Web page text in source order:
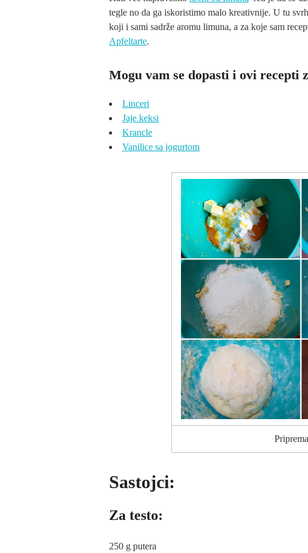
tegle no da ga iskoristimo malo kreativnije. U tu
koji i sami sadrže aromu limuna, a za koje sam
Apfeltarte.
Mogu vam se dopasti i ovi recepti
Linceri
Jaje keksi
Krancle
Vanilice sa jogurtom
Sastojci:
Za testo:
250 g putera